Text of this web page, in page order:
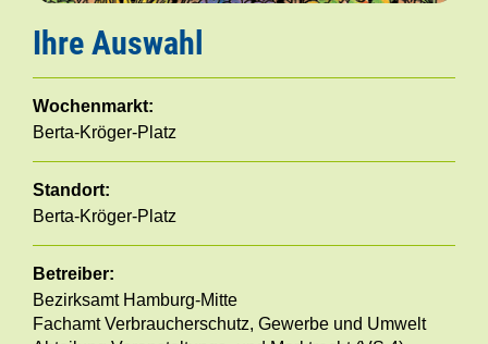
Ihre Auswahl
Wochenmarkt:
Berta-Kröger-Platz
Standort:
Berta-Kröger-Platz
Betreiber:
Bezirksamt Hamburg-Mitte
Fachamt Verbraucherschutz, Gewerbe und Umwelt